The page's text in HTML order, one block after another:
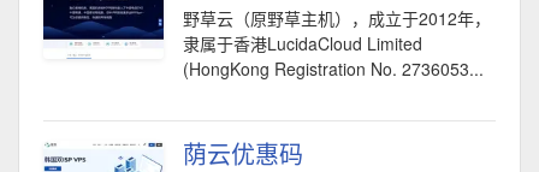
野草云（原野草主机），成立于2012年，
隶属于香港LucidaCloud Limited
(HongKong Registration No. 2736053...
荫云优惠码